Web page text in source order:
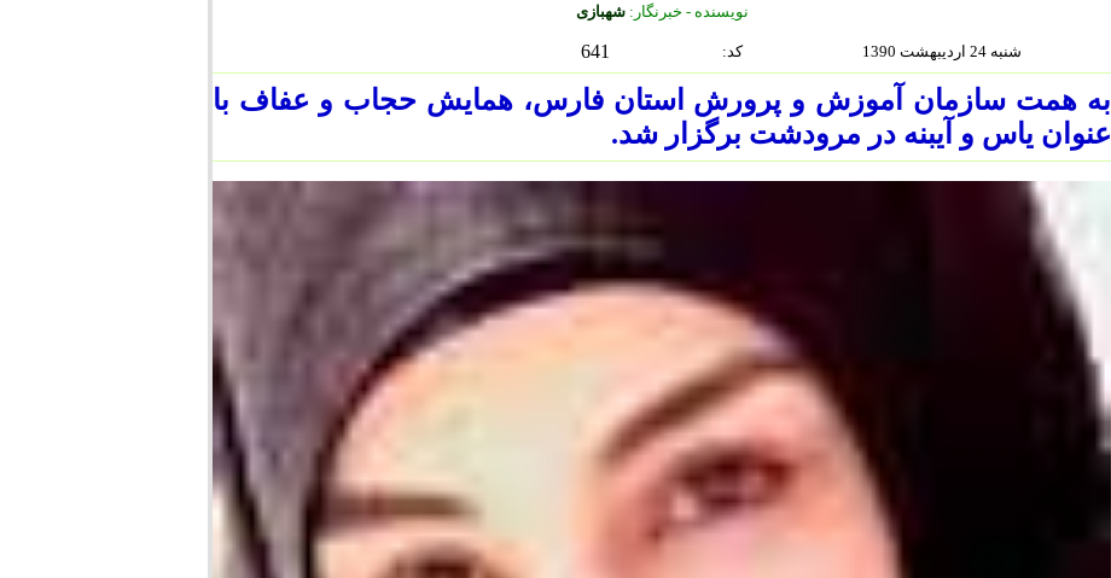
نويسنده - خبرنگار:شهبازی
641 :كد شنبه 24 ارديبهشت 1390
به همت سازمان آموزش و پرورش استان فارس، همايش حجاب و عفاف با
عنوان ياس و آيبنه در مرودشت برگزار شد.